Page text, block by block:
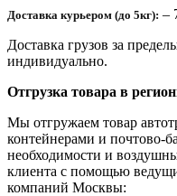
Доставка курьером (до 5кг): –
Доставка грузов за
индивидуально.
Отгрузка товара в
Мы отгружаем товар
контейнерами и почтово-
необходимости и
клиента с помощью
компаний Москвы: